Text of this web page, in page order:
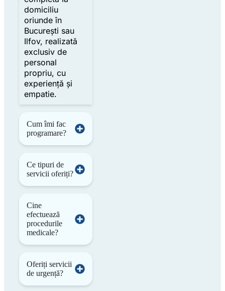
domiciliu
oriunde în
București sau
Ilfov, realizată
exclusiv de
personal
propriu, cu
experiență și
empatie.
Cum îmi fac
programare?
Ce tipuri de
servicii oferiți?
Cine
efectuează
procedurile
medicale?
Oferiți servicii
de urgență?